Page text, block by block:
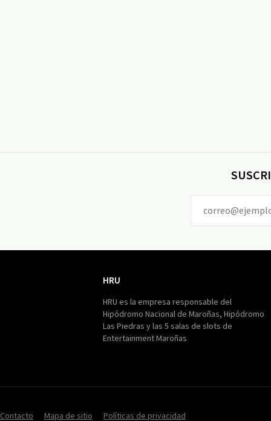
HRU
HRU es la empresa responsable del
Hipódromo Nacional de Maroñas, Hipódromo
Las Piedras y las 5 salas de slots de
Entertainment Maroñas
Contacto Mapa de sitio Políticas de privacidad